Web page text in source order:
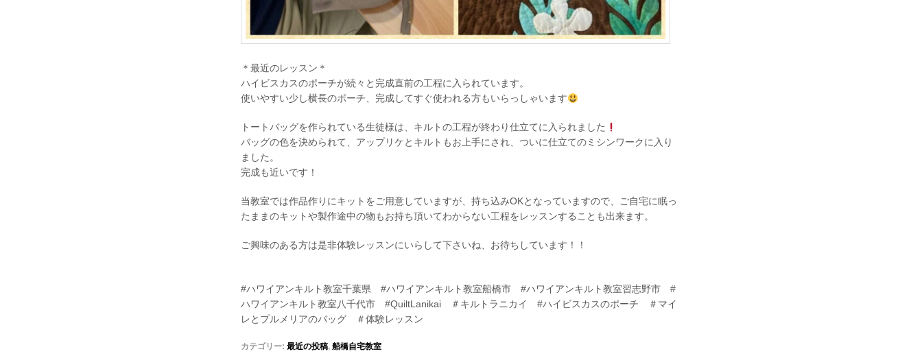
＊最近のレッスン＊
ハイビスカスのポーチが続々と完成直前の工程に入られています。
使いやすい少し横長のポーチ、完成してすぐ使われる方もいらっしゃいます
トートバッグを作られている生徒様は、キルトの工程が終わり仕立てに入られました
バッグの色を決められて、アップリケとキルトもお上手にされ、ついに仕立てのミシンワークに入り
ました。
完成も近いです！
当教室では作品作りにキットをご用意していますが、持ち込みOKとなっていますので、ご自宅に眠っ
たままのキットや製作途中の物もお持ち頂いてわからない工程をレッスンすることも出来ます。
ご興味のある方は是非体験レッスンにいらして下さいね、お待ちしています！！
#ハワイアンキルト教室千葉県 #ハワイアンキルト教室船橋市 #ハワイアンキルト教室習志野市 #
ハワイアンキルト教室八千代市 #QuiltLanikai ＃キルトラニカイ #ハイビスカスのポーチ ＃マイ
レとプルメリアのバッグ ＃体験レッスン
カテゴリー: 最近の投稿, 船橋自宅教室